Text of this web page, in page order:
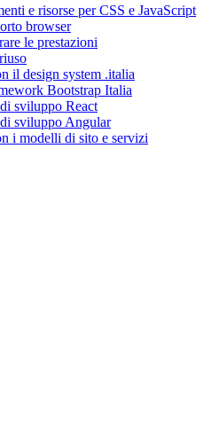
e risorse per CSS e JavaScript
browser
le prestazioni
il design system .italia
Bootstrap Italia
sviluppo React
sviluppo Angular
i modelli di sito e servizi